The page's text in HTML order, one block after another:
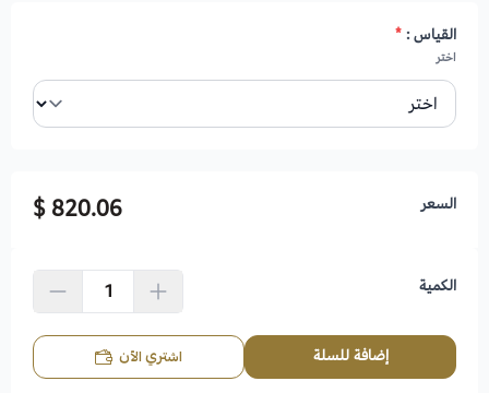
القياس :*
اختر
السعر 820.06 $
الكمية
إضافة للسلة اشتري الآن